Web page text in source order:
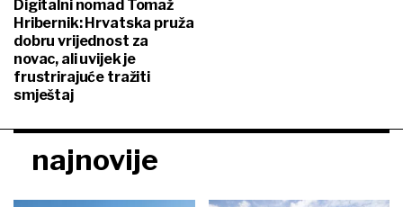
Digitalni nomad Tomaž
Hribernik: Hrvatska pruža
dobru vrijednost za
novac, ali uvijek je
frustrirajuće tražiti
smještaj
najnovije